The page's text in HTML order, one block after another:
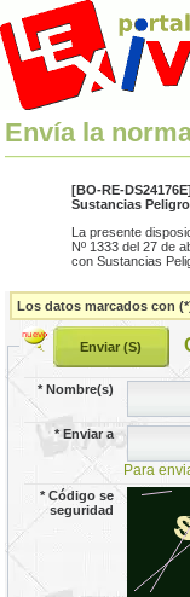
Envía la
[BO-RE-
Sustancias
La presente
Nº 1333 del 27 de
con Sustancias
Los datos marcados con
*Nombre(s)
*Enviar a
Para
*Código se
seguridad